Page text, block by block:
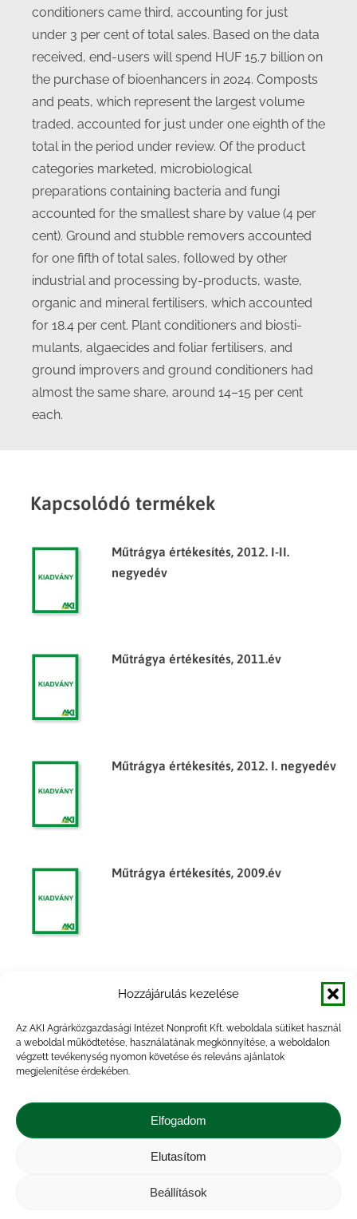
Hozzájárulás kezelése
Az AKI Agrárközgazdasági Intézet Nonprofit Kft. weboldala sütiket használ
a weboldal működtetése, használatának megkönnyítése, a weboldalon
végzett tevékenység nyomon követése és releváns ajánlatok
megjelenítése érdekében.
Elfogadom
Elutasítom
Beállítások
conditioners came third, accounting for just
under 3 per cent of total sales. Based on the data
received, end-users will spend HUF 15.7 billion on
the purchase of bioenhancers in 2024. Composts
and peats, which represent the largest volume
traded, accounted for just under one eighth of the
total in the period under review. Of the product
categories marketed, microbiological
preparations containing bacteria and fungi
accounted for the smallest share by value (4 per
cent). Ground and stubble removers accounted
for one fifth of total sales, followed by other
industrial and processing by-products, waste,
organic and mineral fertilisers, which accounted
for 18.4 per cent. Plant conditioners and biosti-
mulants, algaecides and foliar fertilisers, and
ground improvers and ground conditioners had
almost the same share, around 14–15 per cent
each.
Kapcsolódó termékek
Műtrágya értékesítés, 2012. I-II.
negyedév
Műtrágya értékesítés, 2011.év
Műtrágya értékesítés, 2012. I. negyedév
Műtrágya értékesítés, 2009.év
anyagokat gyártó és forgalmazó
szervezetek műtrágya beszerzési és
értékesítési adatai, 2007. év